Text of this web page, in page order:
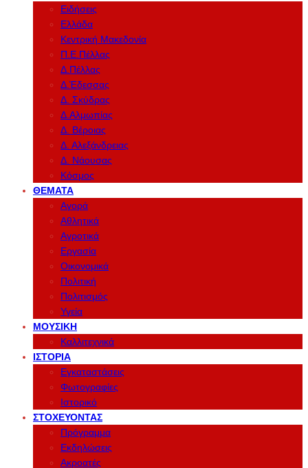
Ειδήσεις
Ελλάδα
Κεντρική Μακεδονία
Π.Ε.Πέλλας
Δ.Πέλλας
Δ.Έδεσσας
Δ. Σκύδρας
Δ.Αλμωπίας
Δ. Βέροιας
Δ. Αλεξάνδρειας
Δ. Νάουσας
Κόσμος
ΘΈΜΑΤΑ
Αγορά
Αθλητικά
Αγροτικά
Εργασία
Οικονομικά
Πολιτική
Πολιτισμός
Υγεία
ΜΟΥΣΙΚΉ
Καλλιτεχνικά
ΙΣΤΟΡΊΑ
Εγκαταστάσεις
Φωτογραφίες
Ιστορικό
ΣΤΟΧΕΎΟΝΤΑΣ
Πρόγραμμα
Εκδηλώσεις
Ακροατές